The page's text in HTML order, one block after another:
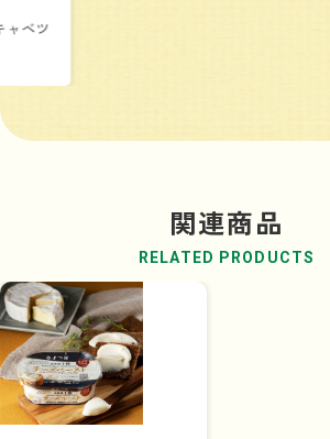
ャベツ
関連商品
RELATED PRODUCTS